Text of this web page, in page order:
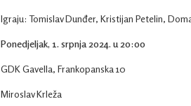
Igraju: Tomislav Dunđer, Kristijan Petelin,
Ponedjeljak, 1. srpnja 2024. u 20:00
GDK Gavella, Frankopanska 10
Miroslav Krleža